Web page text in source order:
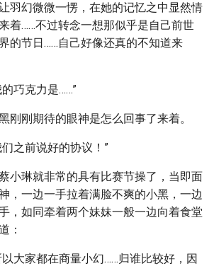
羽幻微微一愣，在她的记忆之中显然情
着……不过转念一想那似乎是自己前世
的节日……自己好像还真的不知道来
巧克力是……”
刚刚期待的眼神是怎么回事了来着。
之前说好的协议！”
小琳就非常的具有比赛节操了，当即面
，一边一手拉着满脸不爽的小黑，一边
，如同牵着两个妹妹一般一边向着食堂
：
大家都在商量小幻……归谁比较好，因